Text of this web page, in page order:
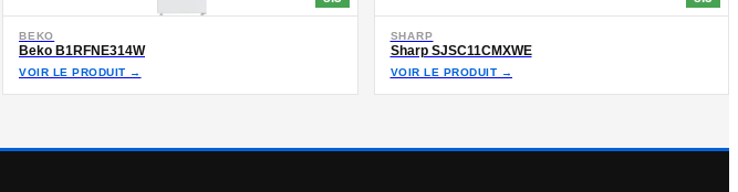
BEKO
Beko B1RFNE314W
VOIR LE PRODUIT →
SHARP
Sharp SJSC11CMXWE
VOIR LE PRODUIT →